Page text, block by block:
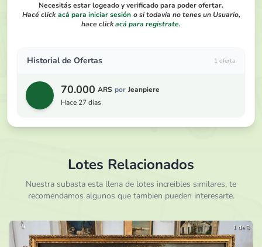
Necesitás estar logeado y verificado para poder ofertar.
Hacé click acá para iniciar sesión o si todavía no tenes un Usuario,
hace clickacá para registrate.
Historial de Ofertas 1 oferta
70.000 ARS por Jeanpiere
hace 27 días
Lotes Relacionados
Nuestra subasta esta llena de lotes increibles similares, te
recomendamos algunos que tambien pueden interesarte.
1 de 5